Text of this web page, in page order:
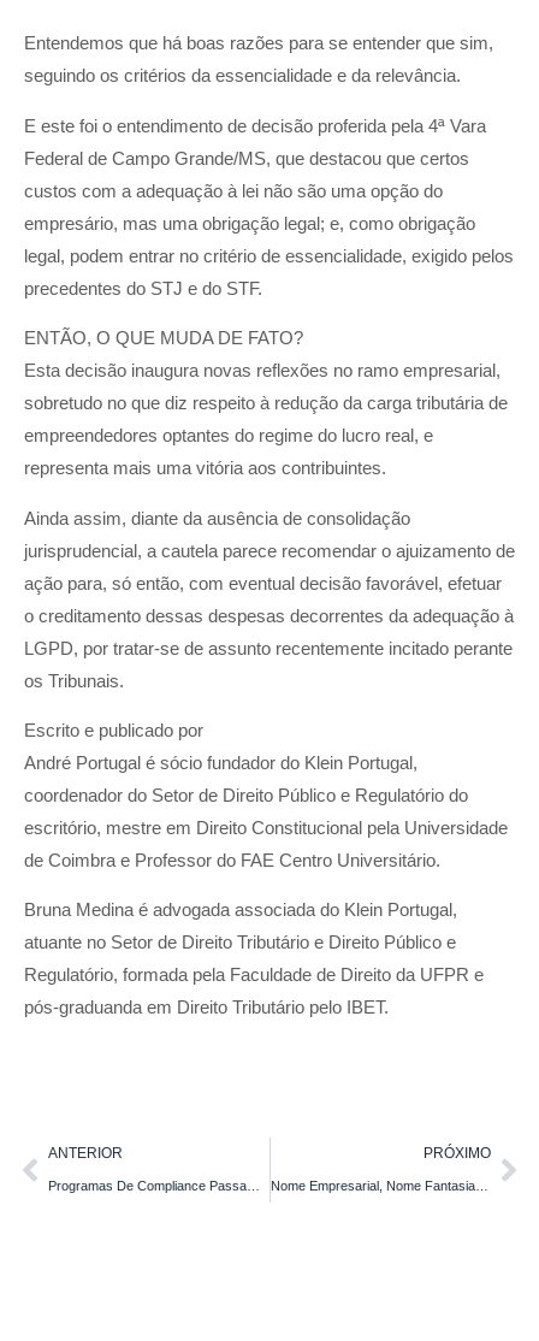
Entendemos que há boas razões para se entender que sim,
seguindo os critérios da essencialidade e da relevância.
E este foi o entendimento de decisão proferida pela 4ª Vara
Federal de Campo Grande/MS, que destacou que certos
custos com a adequação à lei não são uma opção do
empresário, mas uma obrigação legal; e, como obrigação
legal, podem entrar no critério de essencialidade, exigido pelos
precedentes do STJ e do STF.
ENTÃO, O QUE MUDA DE FATO?
Esta decisão inaugura novas reflexões no ramo empresarial,
sobretudo no que diz respeito à redução da carga tributária de
empreendedores optantes do regime do lucro real, e
representa mais uma vitória aos contribuintes.
Ainda assim, diante da ausência de consolidação
jurisprudencial, a cautela parece recomendar o ajuizamento de
ação para, só então, com eventual decisão favorável, efetuar
o creditamento dessas despesas decorrentes da adequação à
LGPD, por tratar-se de assunto recentemente incitado perante
os Tribunais.
Escrito e publicado por
André Portugal é sócio fundador do Klein Portugal,
coordenador do Setor de Direito Público e Regulatório do
escritório, mestre em Direito Constitucional pela Universidade
de Coimbra e Professor do FAE Centro Universitário.
Bruna Medina é advogada associada do Klein Portugal,
atuante no Setor de Direito Tributário e Direito Público e
Regulatório, formada pela Faculdade de Direito da UFPR e
pós-graduanda em Direito Tributário pelo IBET.
ANTERIOR PRÓXIMO
Nome Empresarial, Nome Fantasia, Marca E Domínio